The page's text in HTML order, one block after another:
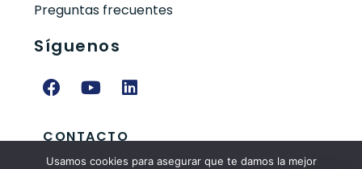
Preguntas frecuentes
Síguenos
CONTACTO
Usamos cookies para asegurar que te damos la mejor